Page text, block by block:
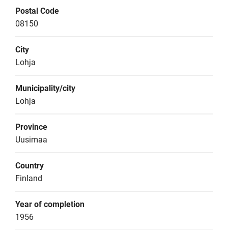
Postal Code
08150
City
Lohja
Municipality/city
Lohja
Province
Uusimaa
Country
Finland
Year of completion
1956